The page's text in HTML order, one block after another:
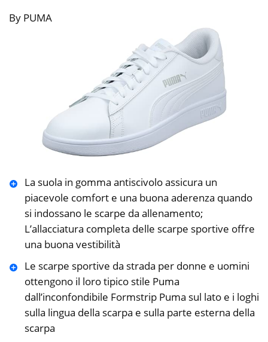
By PUMA
La suola in gomma antiscivolo assicura un
piacevole comfort e una buona aderenza quando
si indossano le scarpe da allenamento;
L’allacciatura completa delle scarpe sportive offre
una buona vestibilità
Le scarpe sportive da strada per donne e uomini
ottengono il loro tipico stile Puma
dall’inconfondibile Formstrip Puma sul lato e i loghi
sulla lingua della scarpa e sulla parte esterna della
scarpa